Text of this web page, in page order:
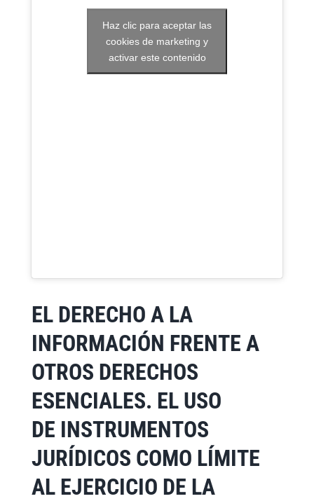
Haz clic para aceptar las
cookies de marketing y
activar este contenido
EL DERECHO A LA
INFORMACIÓN FRENTE A
OTROS DERECHOS
ESENCIALES. EL USO
DE INSTRUMENTOS
JURÍDICOS COMO LÍMITE
AL EJERCICIO DE LA